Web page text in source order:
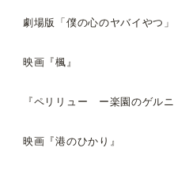
劇場版「僕の心のヤバイやつ」
映画『楓』
『ペリリュー ー楽園のゲルニ
映画『港のひかり』